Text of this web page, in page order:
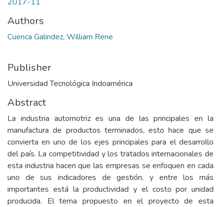
Authors
Cuenca Galindez, William Rene
Publisher
Universidad Tecnológica Indoamérica
Abstract
La industria automotriz es una de las principales en la
manufactura de productos terminados, esto hace que se
convierta en uno de los ejes principales para el desarrollo
del país. La competitividad y los tratados internacionales de
esta industria hacen que las empresas se enfoquen en cada
uno de sus indicadores de gestión, y entre los más
importantes está la productividad y el costo por unidad
producida. El tema propuesto en el proyecto de esta